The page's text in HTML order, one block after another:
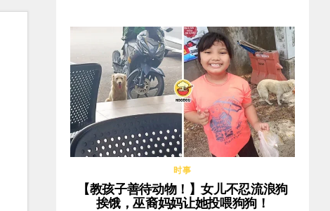
时事
【教孩子善待动物！】女儿不忍流浪狗
挨饿，巫裔妈妈让她投喂狗狗！